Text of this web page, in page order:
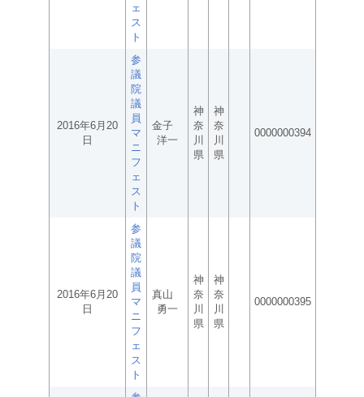
ェ
ス
ト
2016年6月20
日
参
議
院
議
員
マ
ニ
フ
ェ
ス
ト
金子
洋一
神
奈
川
県
神
奈
川
県
0000000394
2016年6月20
日
参
議
院
議
員
マ
ニ
フ
ェ
ス
ト
真山
勇一
神
奈
川
県
神
奈
川
県
0000000395